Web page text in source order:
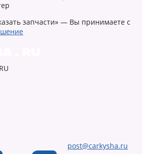
запчасти» — Вы принимаете с
post@carkysha.ru